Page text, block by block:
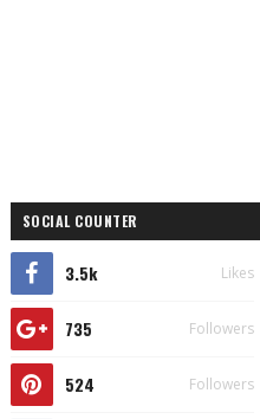
SOCIAL COUNTER
3.5k Likes
735 Followers
524 Followers